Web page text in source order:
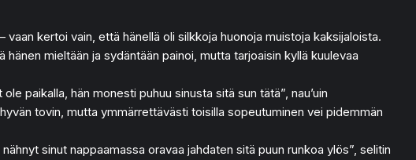
kertoi vain, että hänellä oli silkkoja huonoja muistoja kaksijaloista.
mieltään ja sydäntään painoi, mutta tarjoaisin kyllä kuulevaa
paikalla, hän monesti puhuu sinusta sitä sun tätä”, nau’uin
tovin, mutta ymmärrettävästi toisilla sopeutuminen vei pidemmän
sinut nappaamassa oravaa jahdaten sitä puun runkoa ylös”, selitin